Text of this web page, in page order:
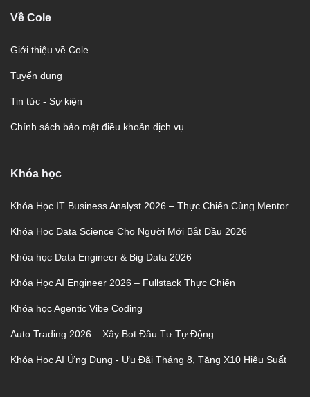
Về Cole
Giới thiệu về Cole
Tuyển dụng
Tin tức - Sự kiện
Chính sách bảo mật điều khoản dịch vụ
Khóa học
Khóa Học IT Business Analyst 2026 – Thực Chiến Cùng Mentor
Khóa Học Data Science Cho Người Mới Bắt Đầu 2026
Khóa học Data Engineer & Big Data 2026
Khóa Học AI Engineer 2026 – Fullstack Thực Chiến
Khóa học Agentic Vibe Coding
Auto Trading 2026 – Xây Bot Đầu Tư Tự Động
Khóa Học AI Ứng Dụng - Ưu Đãi Tháng 8, Tăng X10 Hiệu Suất